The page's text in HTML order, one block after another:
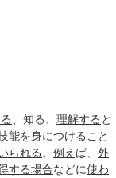
、知る、 理解する と
能を身につける こと
られる 。 例え ば、 外
する場合などに使わ